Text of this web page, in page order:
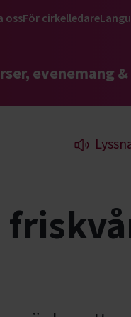
ossFör cirkelledare
evenemang